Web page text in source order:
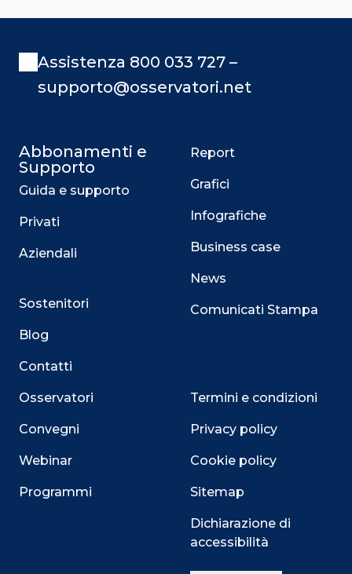
Assistenza 800 033 727 –
supporto@osservatori.net
Abbonamenti e
Supporto
Guida e supporto
Privati
Aziendali
Sostenitori
Blog
Contatti
Osservatori
Convegni
Webinar
Programmi
Report
Grafici
Infografiche
Business case
News
Comunicati Stampa
Termini e condizioni
Privacy policy
Cookie policy
Sitemap
Dichiarazione di
accessibilità